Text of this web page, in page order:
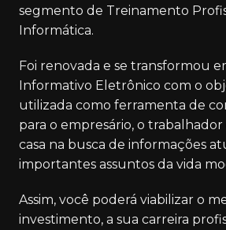
segmento de Treinamento
Informática.
Foi renovada e se transformou
Informativo Eletrônico com o
utilizada como ferramenta de
para o empresário, o
casa na busca de informações
importantes assuntos da vida
Assim, você poderá viabilizar o
investimento, a sua carreira